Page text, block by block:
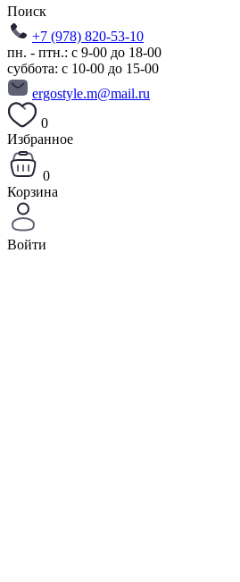
Поиск
+7 (978) 820-53-10
пн. - птн.: с 9-00 до 18-00
суббота: с 10-00 до 15-00
ergostyle.m@mail.ru
0
Избранное
0
Корзина
Войти